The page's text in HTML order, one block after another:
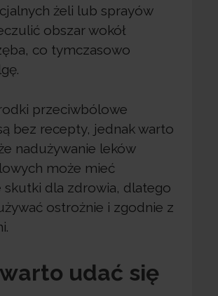
żeli lub sprayów
obszar wokół
co tymczasowo
przeciwbólowe
bez recepty, jednak warto
nadużywanie leków
może mieć
skutki dla zdrowia, dlatego
ostrożnie i zgodnie z
udać się